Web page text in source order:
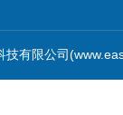
有限公司